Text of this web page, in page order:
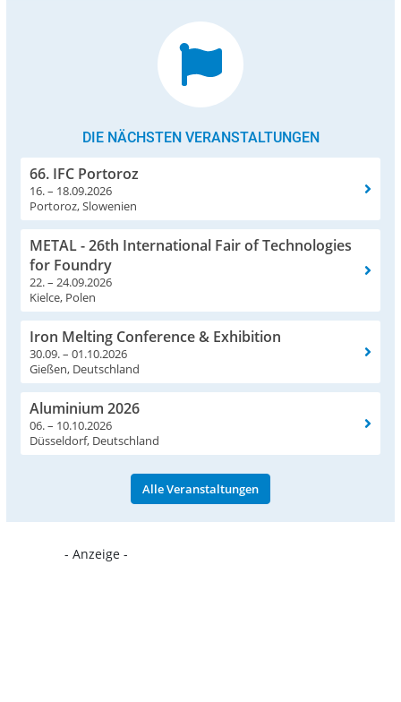
DIE NÄCHSTEN VERANSTALTUNGEN
66. IFC Portoroz
16. – 18.09.2026
Portoroz, Slowenien
METAL - 26th International Fair of Technologies
for Foundry
22. – 24.09.2026
Kielce, Polen
Iron Melting Conference & Exhibition
30.09. – 01.10.2026
Gießen, Deutschland
Aluminium 2026
06. – 10.10.2026
Düsseldorf, Deutschland
Alle Veranstaltungen
- Anzeige -